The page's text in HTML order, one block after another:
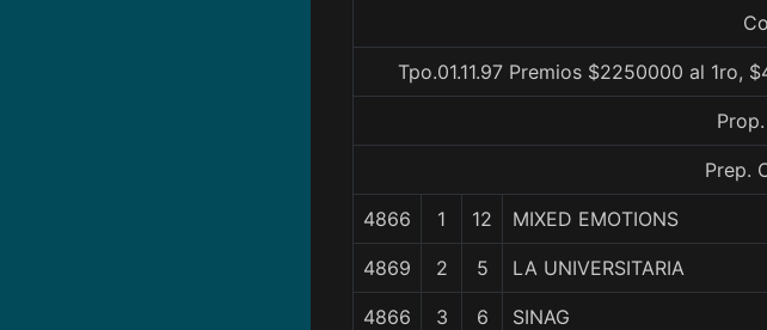
Tpo.01.11.97 Premios $2250000 al
Prep.
4866 1 12 MIXED EMOTIONS
4869 2 5 LA UNIVERSITARIA
4866 3 6 SINAG